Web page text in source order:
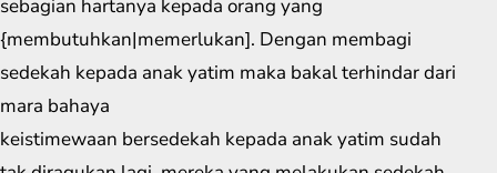
sebagian hartanya kepada orang yang
{membutuhkan|memerlukan]. Dengan membagi
sedekah kepada anak yatim maka bakal terhindar dari
mara bahaya
keistimewaan bersedekah kepada anak yatim sudah